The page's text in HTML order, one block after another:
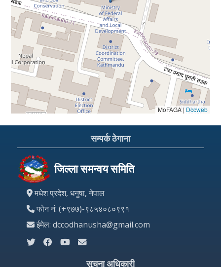
MoFAGA | Dccweb
सम्पर्क ठेगाना
जिल्ला समन्वय समिति
मधेश प्रदेश, धनुषा, नेपाल
फोन नं: (+९७७)-९८५४०८०९९१
ईमेल: dccodhanusha@gmail.com
सूचना अधिकारी